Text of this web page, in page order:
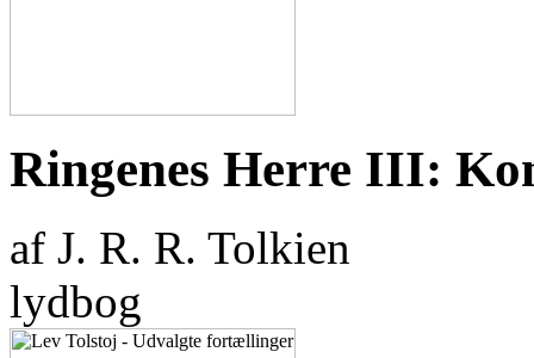
Ringenes Herre III:
af J. R. R. Tolkien
lydbog